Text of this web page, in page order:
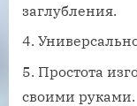
заглубления.
Простота
своими руками.